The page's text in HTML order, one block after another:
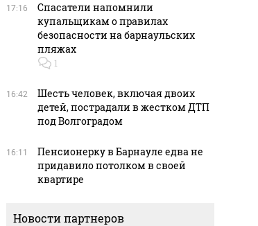
17:16
Спасатели напомнили
купальщикам о правилах
безопасности на барнаульских
пляжах
1
16:42
Шесть человек, включая двоих
детей, пострадали в жестком ДТП
под Волгоградом
16:11
Пенсионерку в Барнауле едва не
придавило потолком в своей
квартире
Новости партнеров